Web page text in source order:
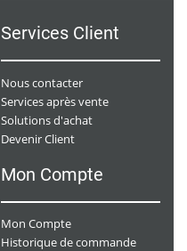
Services Client
Nous contacter
Services après vente
Solutions d'achat
Devenir Client
Mon Compte
Mon Compte
Historique de commande